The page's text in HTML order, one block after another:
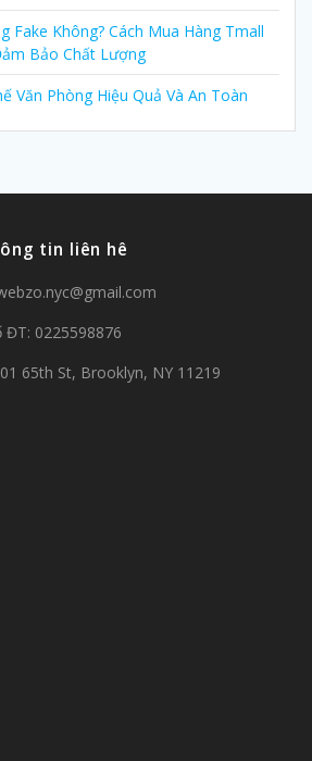
Fake Không? Cách Mua Hàng Tmall
Bảo Chất Lượng
Văn Phòng Hiệu Quả Và An Toàn
tin liên hê
ĐT: 0225598876
65th St, Brooklyn, NY 11219